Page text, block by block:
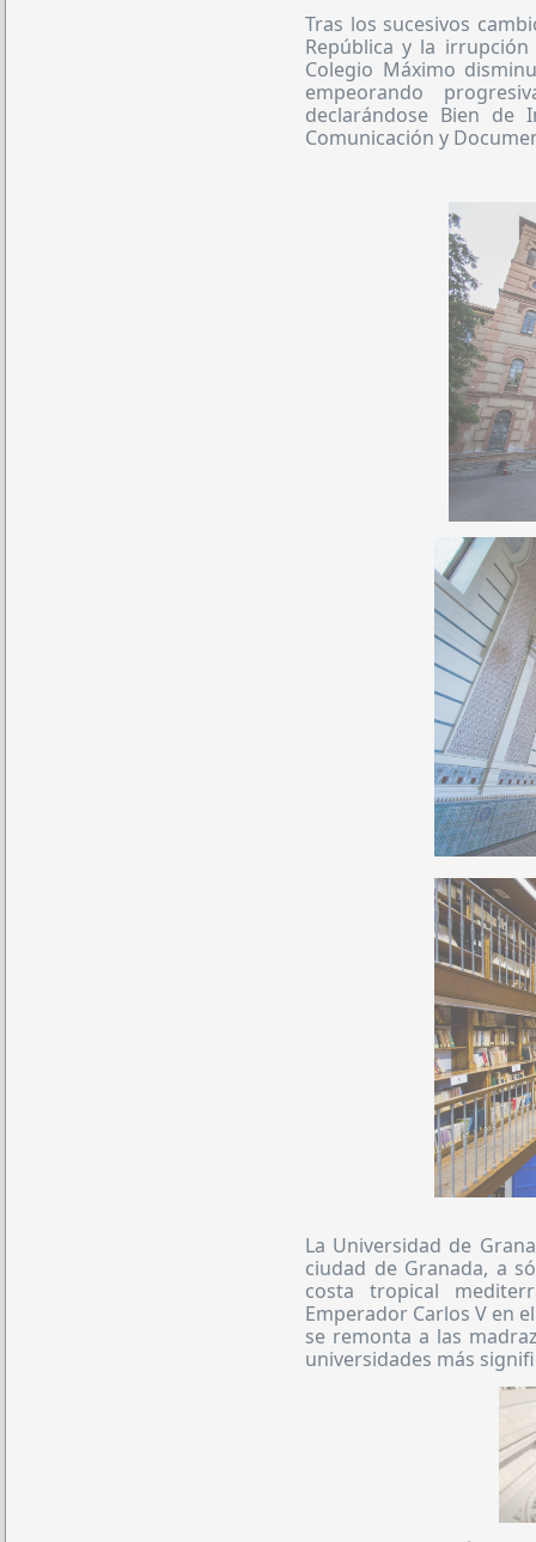
Tras los sucesivos
República y la
Colegio Máximo
empeorando
declarándose Bien de
Comunicación y
La Universidad de
ciudad de Granada, a
costa tropical
Emperador Carlos V en
se remonta a las
universidades más